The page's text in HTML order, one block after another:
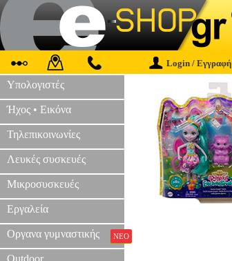
Login / Εγγραφή
Υπολογιστές
Ήχος • Εικόνα
Τηλεπικοινωνίες
Λευκές συσκευές
Μικροσυσκευές
Εργαλεία
Οργανα γυμναστικής ΝΕΟ
Outdoor